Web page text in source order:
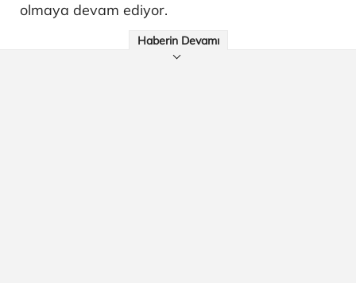
olmaya devam ediyor.
Haberin Devamı